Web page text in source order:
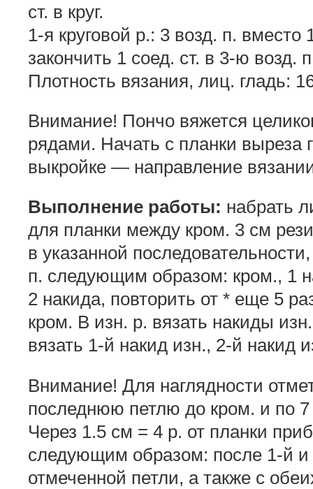
ст. в круг.
1-я круговой р.: 3 возд. п. вместо
закончить 1 соед. ст. в 3-ю возд.
Плотность вязания, лиц. гладь:
Внимание! Пончо вяжется
рядами. Начать с планки выреза
выкройке — направление
Выполнение работы: набрать
для планки между кром. 3 см
в указанной
п. следующим образом: кром., 1
2 накида, повторить от * еще 5
кром. В изн. р. вязать накиды
вязать 1-й накид изн., 2-й накид
Внимание! Для наглядности
последнюю петлю до кром. и по
Через 1.5 см = 4 р. от планки
следующим образом: после 1-й и
отмеченной петли, а также с